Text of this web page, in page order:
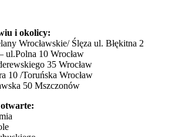
i okolicy:
Wrocławskie/ Ślęza ul. Błękitna 2
ul.Polna 10 Wrocław
35 Wrocław
10 /Toruńska Wrocław
50 Mszczonów